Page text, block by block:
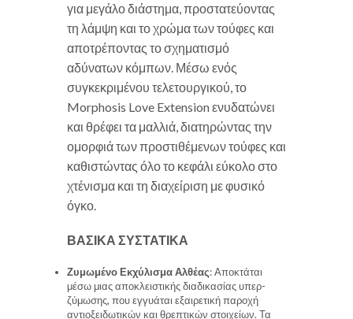
για μεγάλο διάστημα, προστατεύοντας
τη λάμψη και το χρώμα των τούφες και
αποτρέποντας το σχηματισμό
αδύνατων κόμπων. Μέσω ενός
συγκεκριμένου τελετουργικού, το
Morphosis Love Extension ενυδατώνει
και θρέφει τα μαλλιά, διατηρώντας την
ομορφιά των προστιθέμενων τούφες και
καθιστώντας όλο το κεφάλι εύκολο στο
χτένισμα και τη διαχείριση με φυσικό
όγκο.
ΒΑΣΙΚΑ ΣΥΣΤΑΤΙΚΑ
Ζυμωμένο Εκχύλισμα Αλθέας: Αποκτάται
μέσω μιας αποκλειστικής διαδικασίας υπερ-
ζύμωσης, που εγγυάται εξαιρετική παροχή
αντιοξειδωτικών και θρεπτικών στοιχείων. Τα